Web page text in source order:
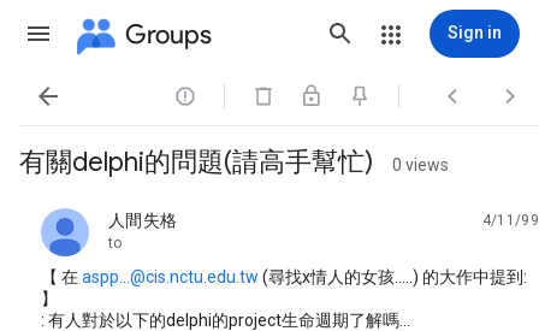
Groups Sign in
   
有關delphi的問題(請高手幫忙) 0 views
人間失格
unread,
4/11/99
to
【 在aspp...@cis.nctu.edu.tw (尋找x情人的女孩.....) 的大作中提到:
】
: 有人對於以下的delphi的project生命週期了解嗎...